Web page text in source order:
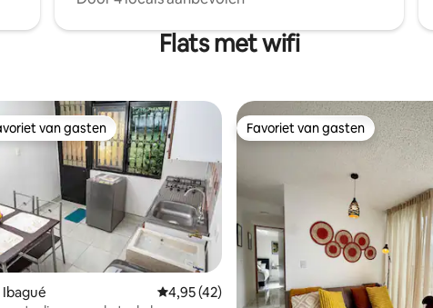
Flats met wifi
van gasten
van gasten
Ibagué Gemiddelde beoordeling van 4,95 op 5, 42
4,95 (42)
Favoriet van gasten
Favoriet van gasten